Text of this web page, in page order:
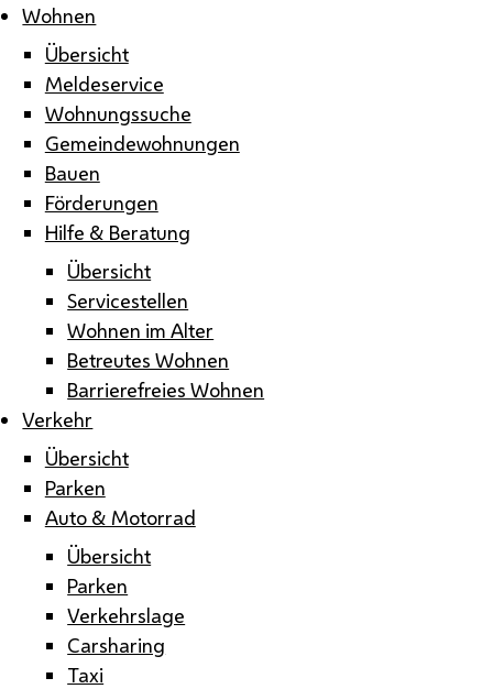
Wohnen
Übersicht
Meldeservice
Wohnungssuche
Gemeindewohnungen
Bauen
Förderungen
Hilfe & Beratung
Übersicht
Servicestellen
Wohnen im Alter
Betreutes Wohnen
Barrierefreies Wohnen
Verkehr
Übersicht
Parken
Auto & Motorrad
Übersicht
Parken
Verkehrslage
Carsharing
Taxi